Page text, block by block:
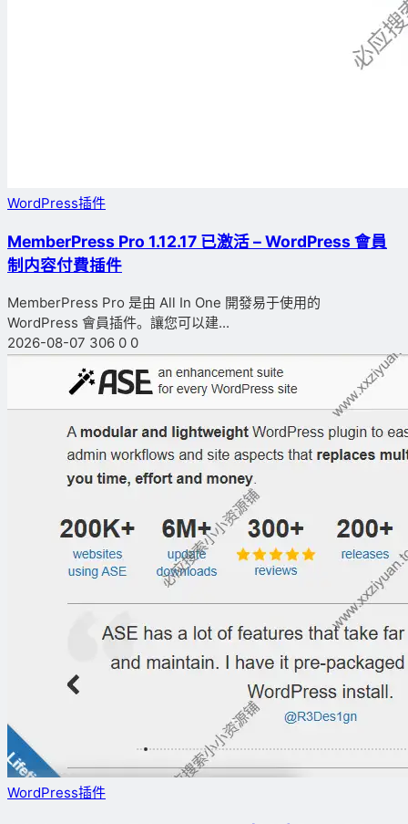
WordPress插件
MemberPress Pro 1.12.17 已激活 – WordPress 會員
制内容付費插件
MemberPress Pro 是由 All In One 開發易于使用的
WordPress 會員插件。讓您可以建...
2026-08-07 306 0 0
WordPress插件